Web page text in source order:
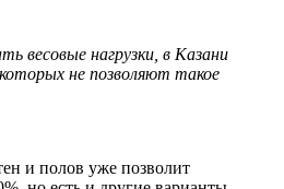
весовые нагрузки, в Казани
не позволяют такое
и полов уже позволит